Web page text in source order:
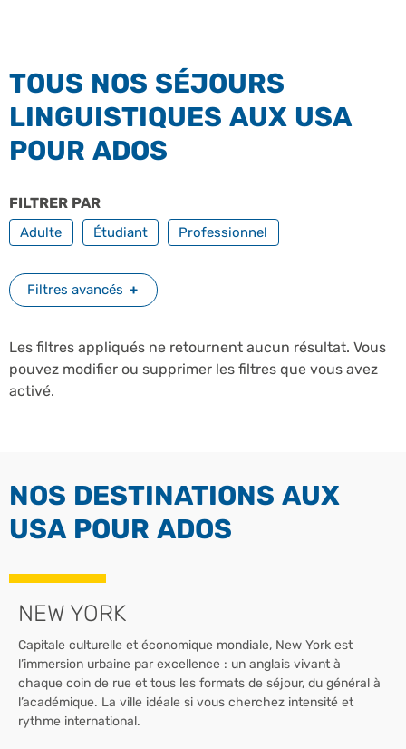
TOUS NOS SÉJOURS
LINGUISTIQUES AUX USA
POUR ADOS
FILTRER PAR
Adulte Étudiant Professionnel
Filtres avancés
Les filtres appliqués ne retournent aucun résultat. Vous
pouvez modifier ou supprimer les filtres que vous avez
activé.
NOS DESTINATIONS AUX
USA POUR ADOS
NEW YORK
Capitale culturelle et économique mondiale, New York est
l’immersion urbaine par excellence : un anglais vivant à
chaque coin de rue et tous les formats de séjour, du général à
l’académique. La ville idéale si vous cherchez intensité et
rythme international.